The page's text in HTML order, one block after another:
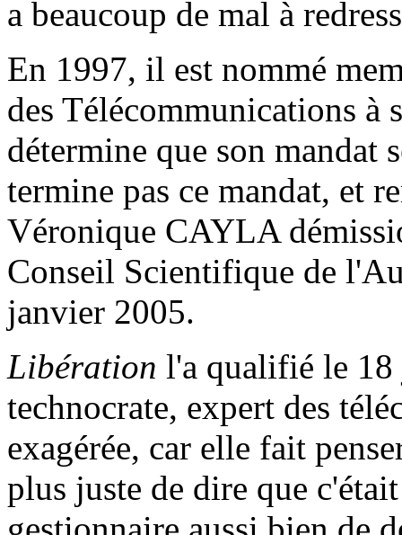
a beaucoup de mal à
En 1997, il est nommé
des Télécommunications à
détermine que son mandat
termine pas ce mandat, et
Véronique CAYLA
Conseil Scientifique de
janvier 2005.
Libération l'a qualifié le
technocrate, expert des
exagérée, car elle fait
plus juste de dire que